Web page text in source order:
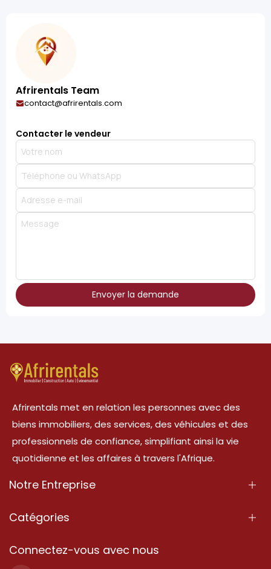
Afrirentals Team
contact@afrirentals.com
Contacter le vendeur
Envoyer la demande
Afrirentals met en relation les personnes avec des
biens immobiliers, des services, des véhicules et des
professionnels de confiance, simplifiant ainsi la vie
quotidienne et les affaires à travers l'Afrique.
Notre Entreprise
À Propos
Catégories
Propriété
Connectez-vous avec nous